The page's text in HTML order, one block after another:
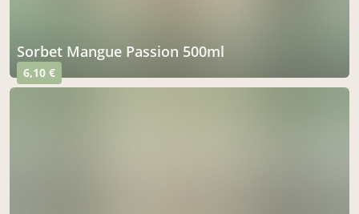
Sorbet Mangue Passion 500ml
6,10 €